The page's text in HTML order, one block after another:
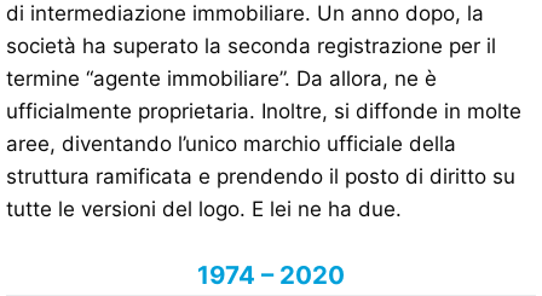
di intermediazione immobiliare. Un anno dopo, la
società ha superato la seconda registrazione per il
termine “agente immobiliare”. Da allora, ne è
ufficialmente proprietaria. Inoltre, si diffonde in molte
aree, diventando l’unico marchio ufficiale della
struttura ramificata e prendendo il posto di diritto su
tutte le versioni del logo. E lei ne ha due.
1974 – 2020